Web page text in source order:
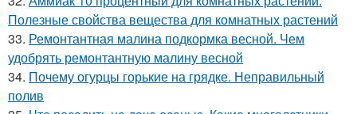
Полезные свойства вещества для комнатных растений
33. Ремонтантная малина подкормка весной. Чем
удобрять ремонтантную малину весной
34. Почему огурцы горькие на грядке. Неправильный
полив